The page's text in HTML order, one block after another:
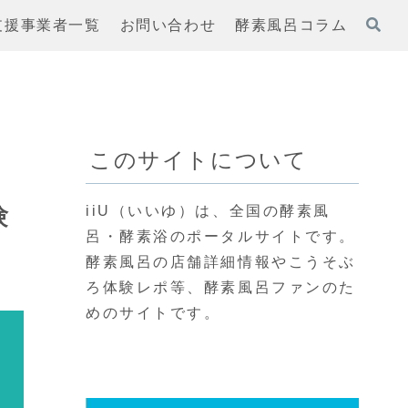
援事業者一覧 お問い合わせ 酵素風呂コラム
このサイトについて
iiU（いいゆ）は、全国の酵素風
呂・酵素浴のポータルサイトです。
酵素風呂の店舗詳細情報やこうそぶ
ろ体験レポ等、酵素風呂ファンのた
めのサイトです。